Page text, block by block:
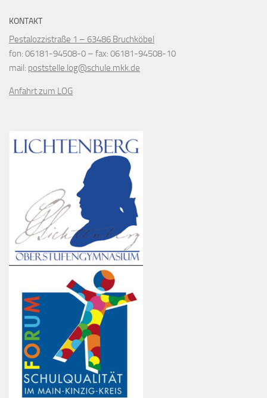
KONTAKT
Pestalozzistraße 1 – 63486 Bruchköbel
fon: 06181-94508-0 – fax: 06181-94508-10
mail: poststelle.log@schule.mkk.de
Anfahrt zum LOG